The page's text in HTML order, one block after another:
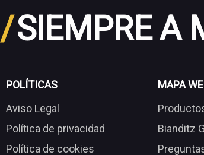
/SIEMPRE A
POLÍTICAS
Aviso Legal
Política de privacidad
Política de cookies
MAPA
Bianditz